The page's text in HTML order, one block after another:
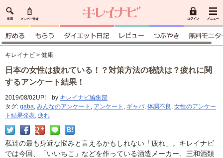
キレイナビ > 健康
日本の女性は疲れている！？対策方法の秘訣は？疲れに関
するアンケート結果！
2019/08/02UP! by キレイナビ編集部
タグ: gaba, みんなのアンケート , アンケート , ギャバ, 体調不良 , 女性のアンケー
ト結果発表, 疲れ
私達の最も身近な悩みと言えるかもしれない「疲れ」。キレイナビ
では今回、「いいちこ」などを作っている酒造メーカー、三和酒類